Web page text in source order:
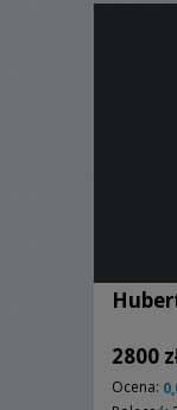
om...
2800
Ocena: